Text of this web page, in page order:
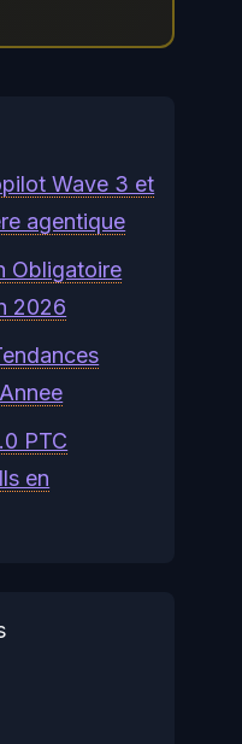
Wave 3 et
agentique
Obligatoire
2026
PTC
en